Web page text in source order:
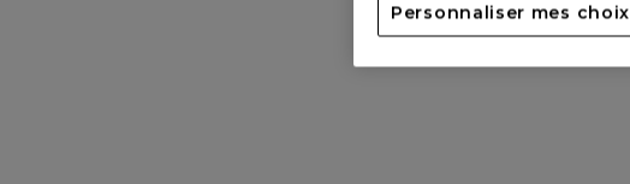
Personnaliser mes choix